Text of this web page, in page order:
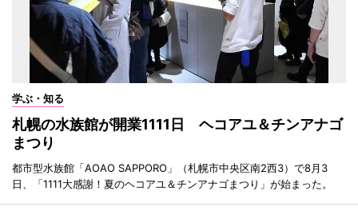
学ぶ・知る
札幌の水族館が開業1111日 ヘコアユ＆チンアナゴ
まつり
都市型水族館「AOAO SAPPORO」（札幌市中央区南2西3）で8月3
日、「1111大感謝！夏のヘコアユ＆チンアナゴまつり」が始まった。